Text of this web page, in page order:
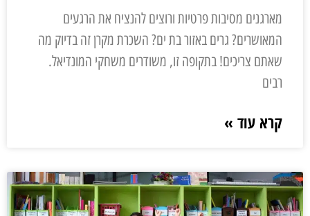
מארגנים מסיבות פרטיות ורוצים להנציח את הרגעים
המאושרים? גרים באזור בת ים? השכרת מקרן זה בדיוק מה
שאתם צריכים! בתקופה זו, משודרים משחקי המונדיאל.
רבים
קרא עוד »